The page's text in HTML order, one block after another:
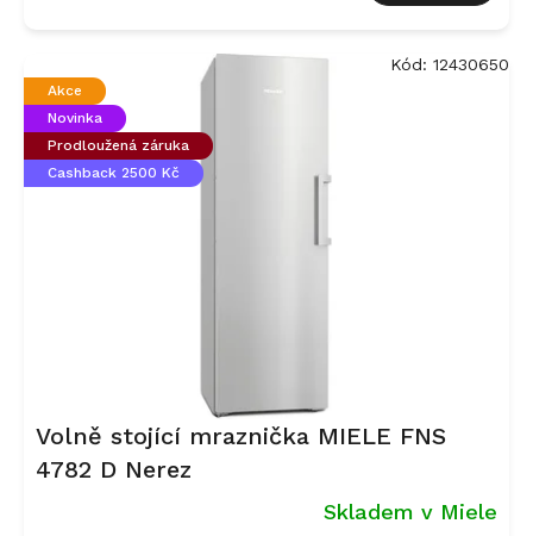
Akce
Novinka
Prodloužená záruka
Cashback 2500 Kč
Volně stojící mraznička MIELE FNS
4782 D Nerez
Skladem v Miele
Kód: 12430650